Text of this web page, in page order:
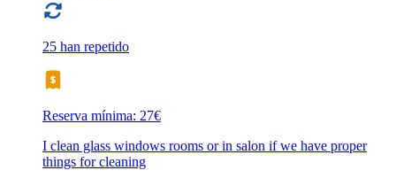
25 han repetido
Reserva mínima: 27€
I clean glass windows rooms or in salon if we have proper
things for cleaning